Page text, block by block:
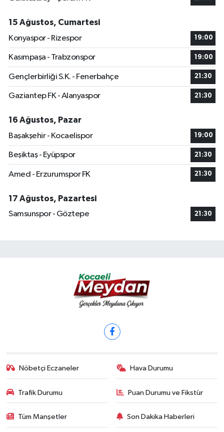
15 Ağustos, Cumartesi
Konyaspor - Rizespor
19:00
Kasımpaşa - Trabzonspor 19:00
Gençlerbirliği S.K. - Fenerbahçe 21:30
Gaziantep FK - Alanyaspor 21:30
16 Ağustos, Pazar
Başakşehir - Kocaelispor
19:00
Beşiktaş - Eyüpspor 21:30
Amed - Erzurumspor FK 21:30
17 Ağustos, Pazartesi
Samsunspor - Göztepe
21:30
Nöbetçi Eczaneler Hava Durumu
Trafik Durumu Puan Durumu ve Fikstür
Tüm Manşetler Son Dakika Haberleri